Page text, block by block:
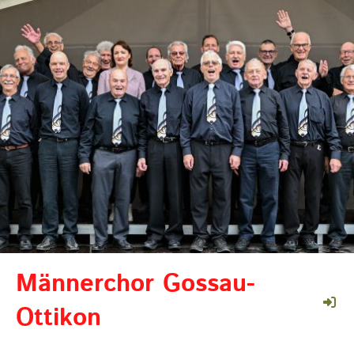
Männerchor Gossau-
Ottikon